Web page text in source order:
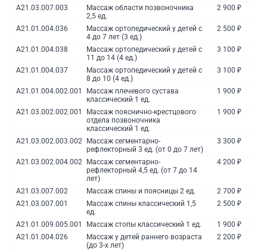
A21.03.007.003
Массаж области позвоночника
2,5 ед.
2 900 ₽
A21.01.004.036
Массаж ортопедический у детей с
4 до 7 лет (3 ед.)
2 500 ₽
A21.01.004.038
Массаж ортопедический у детей с
11 до 14 (4 ед.)
3 100 ₽
A21.01.004.037
Массаж ортопедический у детей с
8 до 10 (4 ед.)
3 100 ₽
A21.01.004.002.001
Массаж плечевого сустава
классический 1 ед.
1 900 ₽
A21.03.002.002.001
Массаж пояснично-крестцового
отдела позвоночника
классический 1 ед.
1 900 ₽
A21.03.002.003.002
Массаж сегментарно-
рефлекторный 3 ед. (от 0 до 7 лет)
3 300 ₽
A21.03.002.004.002
Массаж сегментарно-
рефлекторный 4,5 ед. (от 7 до 14
лет)
4 200 ₽
A21.03.007.002 Массаж спины и поясницы 2 ед.
2 700 ₽
A21.03.007.001
Массаж спины классический 1,5
ед.
2 500 ₽
A21.01.009.005.001 Массаж стопы классический 1 ед.
1 900 ₽
A21.01.004.026
Массаж у детей раннего возраста
(до 3-х лет)
2 200 ₽